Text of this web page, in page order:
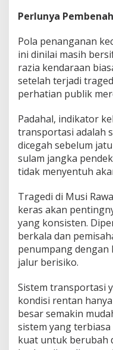
Perlunya
Pola penanganan
ini dinilai masih
razia kendaraan
setelah terjadi
perhatian publik
Padahal, indikator
transportasi adalah
dicegah sebelum
sulam jangka
tidak menyentuh
Tragedi di Musi
keras akan
yang konsisten.
berkala dan
penumpang
jalur berisiko.
Sistem transportasi
kondisi rentan
besar semakin
sistem yang
kuat untuk berubah